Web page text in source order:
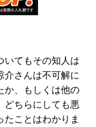
いてもその知人は
介さんは不可解に
か、もしくは他の
どちらにしても悪
ことはわかりま